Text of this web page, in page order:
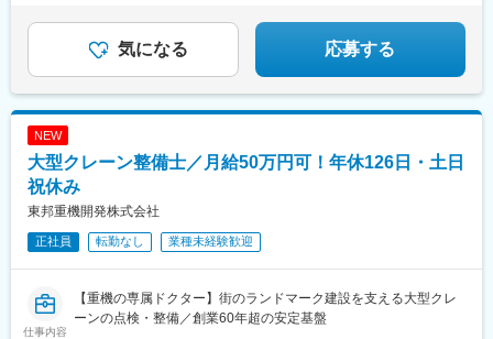
気になる 応募する
NEW
大型クレーン整備士／月給50万円可！年休126日・土日
祝休み
東邦重機開発株式会社
正社員 転勤なし 業種未経験歓迎
仕事内容
【重機の専属ドクター】街のランドマーク建設を支える大型クレ
ーンの点検・整備／創業60年超の安定基盤